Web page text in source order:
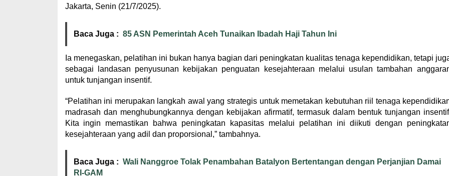
Jakarta, Senin (21/7/2025).
Baca Juga : 85 ASN Pemerintah Aceh Tunaikan Ibadah Haji Tahun Ini
Ia menegaskan, pelatihan ini bukan hanya bagian dari peningkatan kualitas tenaga kependidikan, tetapi
sebagai landasan penyusunan kebijakan penguatan kesejahteraan melalui usulan tambahan
untuk tunjangan insentif.
“Pelatihan ini merupakan langkah awal yang strategis untuk memetakan kebutuhan riil tenaga
madrasah dan menghubungkannya dengan kebijakan afirmatif, termasuk dalam bentuk tunjangan
Kita ingin memastikan bahwa peningkatan kapasitas melalui pelatihan ini diikuti dengan
kesejahteraan yang adil dan proporsional,” tambahnya.
Baca Juga : Wali Nanggroe Tolak Penambahan Batalyon Bertentangan dengan Perjanjian Damai
RI-GAM